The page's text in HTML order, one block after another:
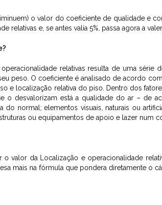
o valor do coeficiente de qualidade e
e, se antes valia 5%, passa agora a valer
relativas resulta de uma série
peso. O coeficiente é analisado de acordo
e localização relativa do piso. Dentro dos
o desvalorizam está a qualidade do ar – de
normal; elementos visuais, naturais ou
ou equipamentos de apoio e lazer num
valor da Localização e operacionalidade
mais na fórmula que pondera diretamente o